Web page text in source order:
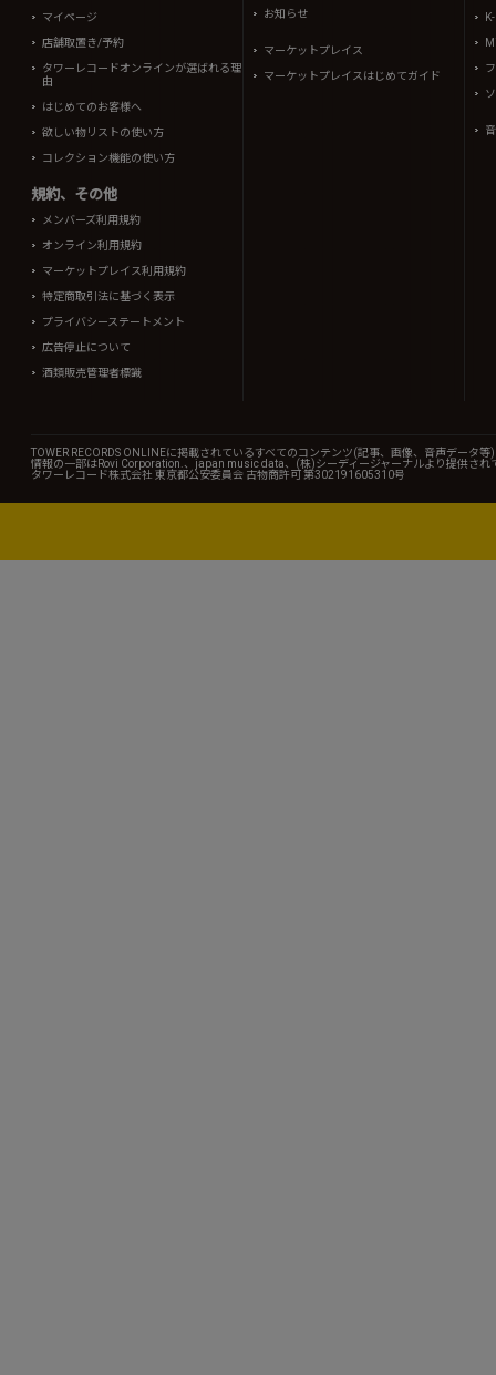
マイページ
店舗取置き/予約
タワーレコードオンラインが選ばれる理
由
はじめてのお客様へ
欲しい物リストの使い方
コレクション機能の使い方
規約、その他
メンバーズ利用規約
オンライン利用規約
マーケットプレイス利用規約
特定商取引法に基づく表示
プライバシーステートメント
広告停止について
酒類販売管理者標識
お知らせ
マーケットプレイス
マーケットプレイスはじめてガイド
TOWER RECORDS ONLINEに掲載されているすべてのコンテンツ(記事、画像、音声データ
情報の一部はRovi Corporation.、japan music data、(株)シーディージャーナルより提供され
タワーレコード株式会社 東京都公安委員会 古物商許可 第302191605310号